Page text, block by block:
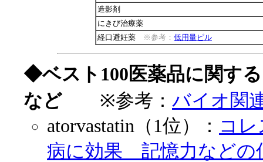
造影剤
にきび治療薬
経口避妊薬
※参考： 低用量ピル
◆ベスト100医薬品に関す
など ※参考： バイオ関
atorvastatin（1位）： コ
病に効果 記憶力などの